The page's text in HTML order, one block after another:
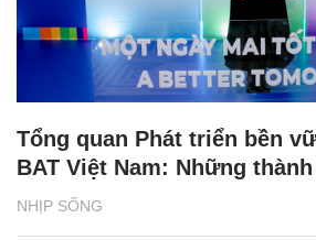
NHỊP SỐNG
Tổng quan Phát triển bền
BAT Việt Nam: Những